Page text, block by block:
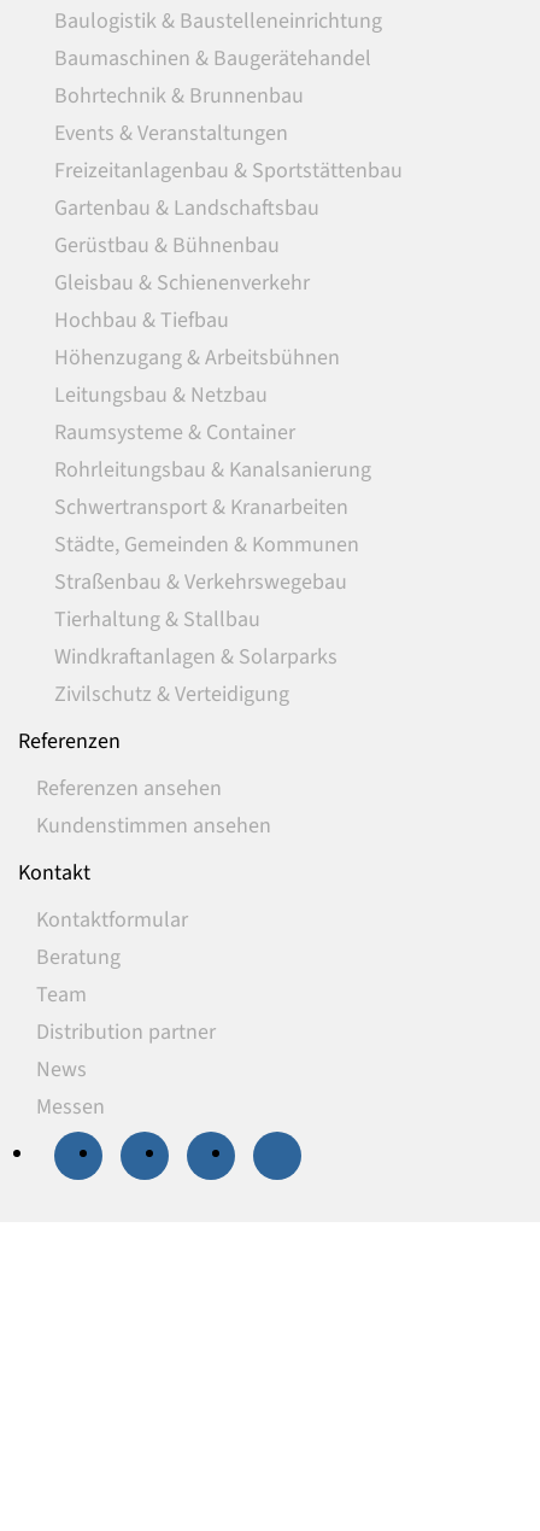
Baulogistik & Baustelleneinrichtung
Baumaschinen & Baugerätehandel
Bohrtechnik & Brunnenbau
Events & Veranstaltungen
Freizeitanlagenbau & Sportstättenbau
Gartenbau & Landschaftsbau
Gerüstbau & Bühnenbau
Gleisbau & Schienenverkehr
Hochbau & Tiefbau
Höhenzugang & Arbeitsbühnen
Leitungsbau & Netzbau
Raumsysteme & Container
Rohrleitungsbau & Kanalsanierung
Schwertransport & Kranarbeiten
Städte, Gemeinden & Kommunen
Straßenbau & Verkehrswegebau
Tierhaltung & Stallbau
Windkraftanlagen & Solarparks
Zivilschutz & Verteidigung
Referenzen
Referenzen ansehen
Kundenstimmen ansehen
Kontakt
Kontaktformular
Beratung
Team
Distribution partner
News
Messen